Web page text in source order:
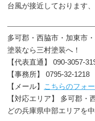
台風が接近しております
多可郡・西脇市・加東市
塗装なら三村塗装へ！
【代表直通】 090-3057-
【事務所】 0795-32-1218
【メール】
こちらのフォ
【対応エリア】 多可郡
どの兵庫県中部エリアを